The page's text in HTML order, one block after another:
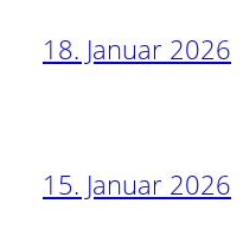
18. Januar 2026
15. Januar 2026